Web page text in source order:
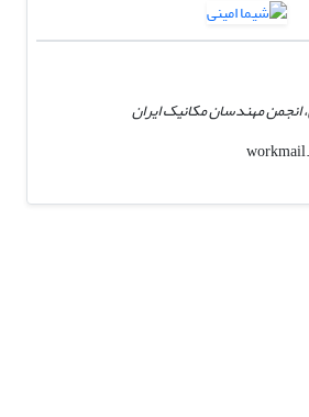
انجمن مهندسان مکانیک ایران